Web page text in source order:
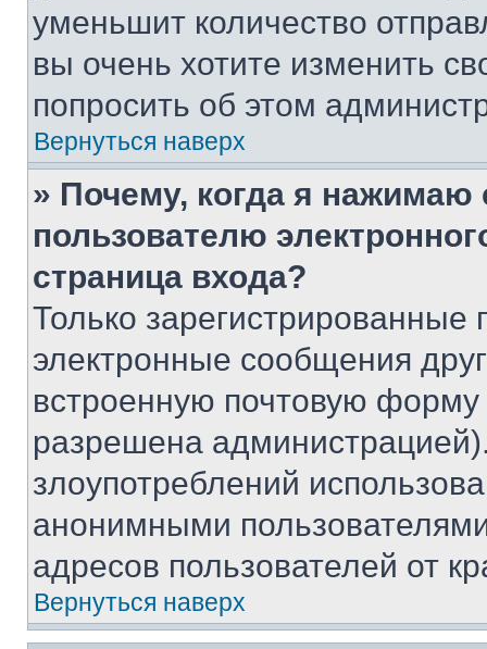
уменьшит количество
вы очень хотите изменить
попросить об этом
Вернуться наверх
» Почему, когда я нажимаю
пользователю
страница входа?
Только зарегистрированные
электронные сообщения
встроенную почтовую
разрешена
злоупотреблений
анонимными
адресов пользователей от
Вернуться наверх